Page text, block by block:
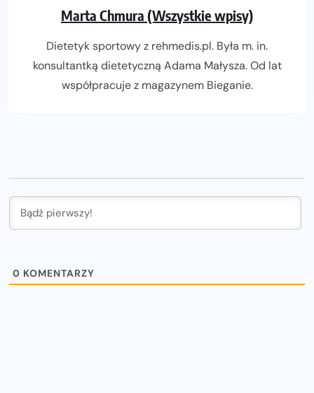
Marta Chmura (Wszystkie wpisy)
Dietetyk sportowy z rehmedis.pl. Była m. in.
konsultantką dietetyczną Adama Małysza. Od lat
współpracuje z magazynem Bieganie.
0 KOMENTARZY